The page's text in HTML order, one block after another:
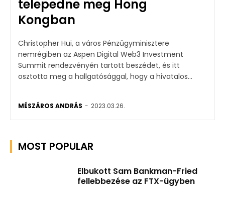
telepedne meg Hong
Kongban
Christopher Hui, a város Pénzügyminisztere
nemrégiben az Aspen Digital Web3 Investment
Summit rendezvényén tartott beszédet, és itt
osztotta meg a hallgatósággal, hogy a hivatalos...
MÉSZÁROS ANDRÁS - 2023.03.26.
MOST POPULAR
Elbukott Sam Bankman-Fried
fellebbezése az FTX-ügyben